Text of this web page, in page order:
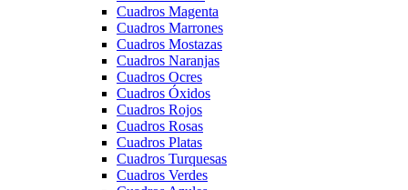
Cuadros Magenta
Cuadros Marrones
Cuadros Mostazas
Cuadros Naranjas
Cuadros Ocres
Cuadros Óxidos
Cuadros Rojos
Cuadros Rosas
Cuadros Platas
Cuadros Turquesas
Cuadros Verdes